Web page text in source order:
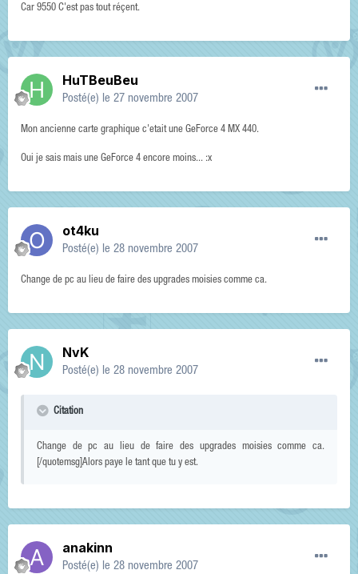
Car 9550 C'est pas tout réçent.
HuTBeuBeu
Posté(e) le 27 novembre 2007
Mon ancienne carte graphique c'etait une GeForce 4 MX 440.
Oui je sais mais une GeForce 4 encore moins... :x
ot4ku
Posté(e) le 28 novembre 2007
Change de pc au lieu de faire des upgrades moisies comme ca.
NvK
Posté(e) le 28 novembre 2007
Citation
Change de pc au lieu de faire des upgrades moisies comme ca.
[/quotemsg]Alors paye le tant que tu y est.
anakinn
Posté(e) le 28 novembre 2007